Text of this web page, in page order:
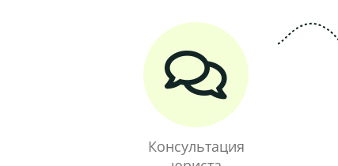
Консультация